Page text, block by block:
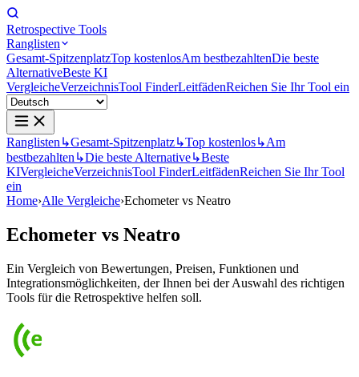
Retrospective Tools
Ranglisten
Gesamt-SpitzenplatzTop kostenlosAm bestbezahltenDie beste
AlternativeBeste KI
VergleicheVerzeichnisTool FinderLeitfädenReichen Sie Ihr Tool ein
Ranglisten ↳Gesamt-Spitzenplatz↳Top kostenlos↳Am
bestbezahlten ↳Die beste Alternative↳Beste
KIVergleicheVerzeichnisTool FinderLeitfädenReichen Sie Ihr Tool
ein
Home›Alle Vergleiche›Echometer vs Neatro
Echometer vs Neatro
Ein Vergleich von Bewertungen, Preisen, Funktionen und
Integrationsmöglichkeiten, der Ihnen bei der Auswahl des richtigen
Tools für die Retrospektive helfen soll.